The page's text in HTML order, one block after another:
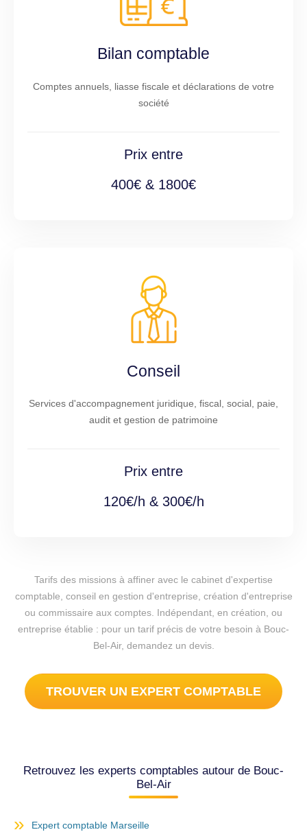
Bilan comptable
Comptes annuels, liasse fiscale et déclarations de votre
société
Prix entre
400€ & 1800€
Conseil
Services d'accompagnement juridique, fiscal, social, paie,
audit et gestion de patrimoine
Prix entre
120€/h & 300€/h
Tarifs des missions à affiner avec le cabinet d'expertise
comptable, conseil en gestion d'entreprise, création d'entreprise
ou commissaire aux comptes. Indépendant, en création, ou
entreprise établie : pour un tarif précis de votre besoin à Bouc-
Bel-Air, demandez un devis.
TROUVER UN EXPERT COMPTABLE
Retrouvez les experts comptables autour de Bouc-
Bel-Air
Expert comptable Marseille